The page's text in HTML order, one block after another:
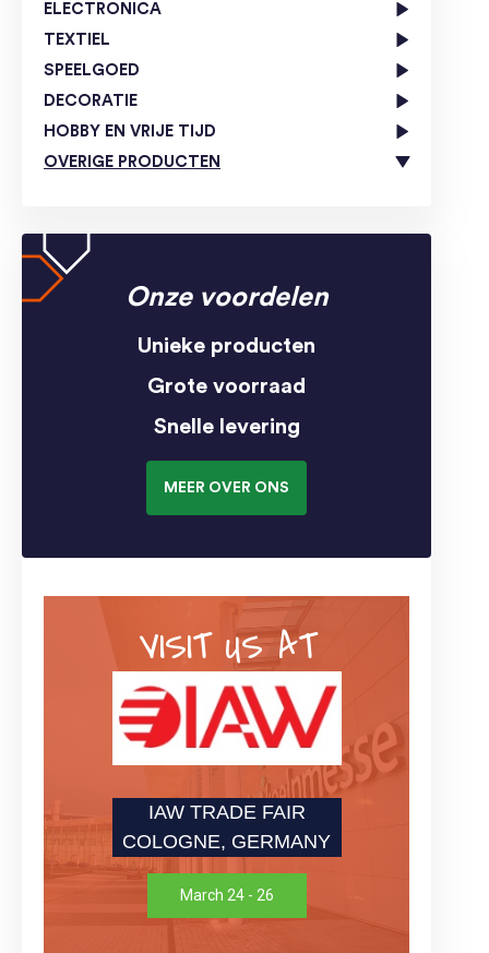
ELECTRONICA
TEXTIEL
SPEELGOED
DECORATIE
HOBBY EN VRIJE TIJD
OVERIGE PRODUCTEN
Onze voordelen
Unieke producten
Grote voorraad
Snelle levering
MEER OVER ONS
VISIT US AT
IAW TRADE FAIR
COLOGNE, GERMANY
March 24 - 26